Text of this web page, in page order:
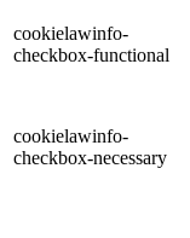
cookielawinfo-
checkbox-functional
cookielawinfo-
checkbox-necessary